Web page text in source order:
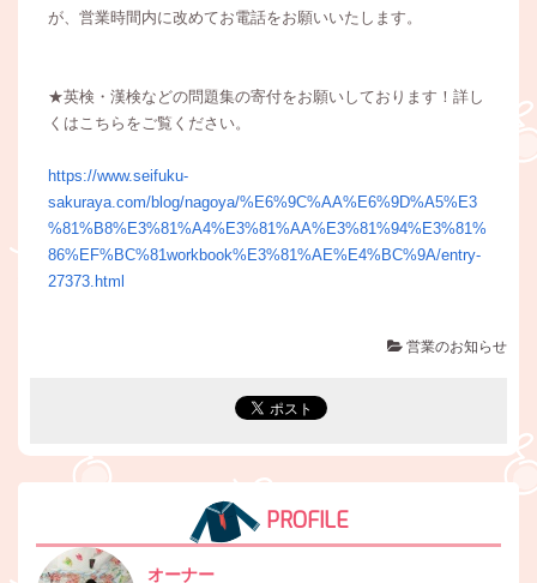
が、営業時間内に改めてお電話をお願いいたします。
★英検・漢検などの問題集の寄付をお願いしております！詳し
くはこちらをご覧ください。
https://www.seifuku-
sakuraya.com/blog/nagoya/%E6%9C%AA%E6%9D%A5%E3
%81%B8%E3%81%A4%E3%81%AA%E3%81%94%E3%81%
86%EF%BC%81workbook%E3%81%AE%E4%BC%9A/entry-
27373.html
営業のお知らせ
PROFILE
オーナー